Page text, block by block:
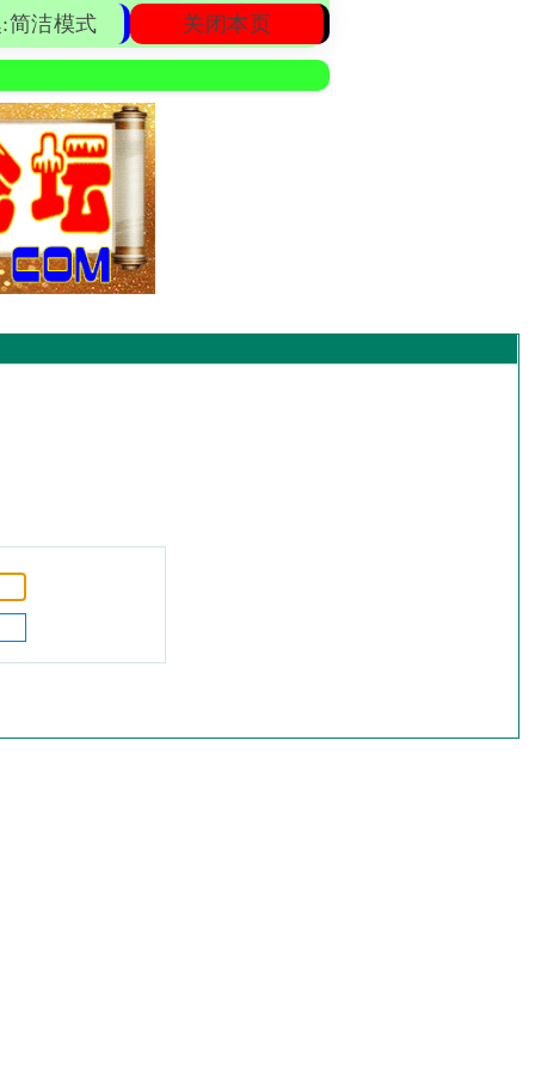
简洁模式 关闭本页